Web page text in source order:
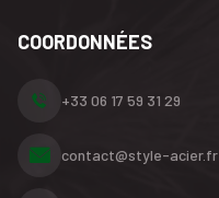
COORDONNÉES
+33 06 17 59 31 29
contact@style-acier.fr